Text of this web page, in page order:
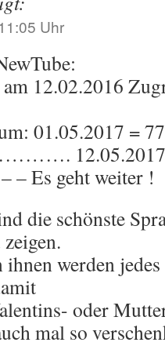
Uhr
12.02.2016
01.05.2017 =
12.05.2017 =
– – Es geht weiter !
die schönste
werden
oder
mal so